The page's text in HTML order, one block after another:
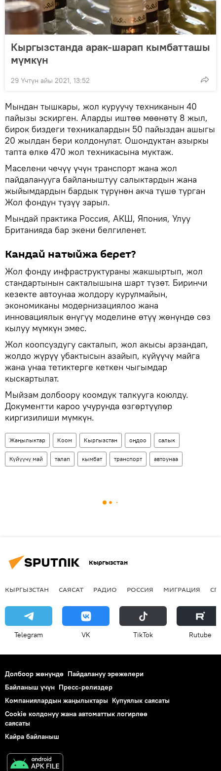
Кыргызстанда арак-шарап кымбатташы
мүмкүн
29 Үчтүн айы 2021, 13:52
Мындан тышкары, жол куруучу техниканын 40
пайызы эскирген. Аларды иштөө мөөнөтү 8 жыл,
бирок биздеги техникалардын 50 пайыздан ашыгы
20 жылдан бери колдонулат. Ошондуктан азыркы
тапта өлкө 470 жол техникасына муктаж.
Маселени чечүү үчүн транспорт жана жол
пайдаланууга байланыштуу салыктардын жана
жыйымдардын бардык түрүнөн акча түшө турган
Жол фондун түзүү зарыл.
Мындай практика Россия, АКШ, Япония, Улуу
Британияда бар экени белгиленет.
Кандай натыйжа берет?
Жол фонду инфраструктураны жакшыртып, жол
стандартынын сакталышына шарт түзөт. Биринчи
кезекте автоунаа жолдору курулмайын,
экономиканы модернизациялоо жана
инновациялык өнүгүү моделине өтүү жөнүндө сөз
кылуу мүмкүн эмес.
Жол коопсуздугу сакталып, жол акысы арзандап,
жолдо жүрүү убактысын азайып, күйүүчү майга
жана унаа тетиктерге кеткен чыгымдар
кыскартылат.
Мыйзам долбоору коомдук талкууга коюлду.
Документти кароо учурунда өзгөртүүлөр
киргизилиши мүмкүн.
Жаңылыктар Коом Кыргызстан оңдоо салык
Күйүүчү май талап кымбат транспорт автоунаа
Кыргызстан
КЫРГЫЗСТАН САЯСАТ РАДИО РОССИЯ МИГРАЦИЯ
Telegram VK ТikТоk Rutube
Долбоор жөнүндө Пайдалануу эрежелери
Байланыш үчүн Пресс-релиздер
Компаниялардын жаңылыктары Купуялык саясаты
Cookie колдонуу жана автоматтык логирлөө
саясаты
Кайра байланыш